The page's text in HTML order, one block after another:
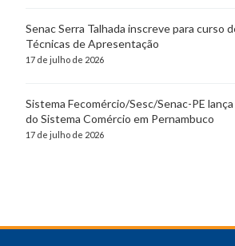
Senac Serra Talhada inscreve para curso
Técnicas de Apresentação
17 de julho de 2026
Sistema Fecomércio/Sesc/Senac-PE
do Sistema Comércio em Pernambuco
17 de julho de 2026